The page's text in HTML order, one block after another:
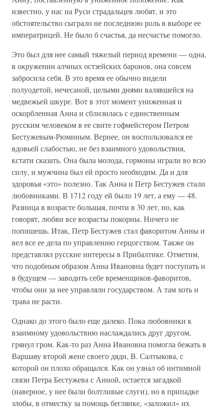
известно, у нас на Руси страдальцев любят, и это
обстоятельство сыграло не последнюю роль в выборе ее
императрицей. Не было б счастья, да несчастье помогло.
Это был для нее самый тяжелый период времени — одна,
в окружении алчных остзейских баронов, она совсем
забросила себя. В это время ее обычно видели
полуодетой, нечесаной, целыми днями валявшейся на
медвежьей шкуре. Вот в этот момент униженная и
оскорбленная Анна и сблизилась с единственным
русским человеком в ее свите гофмейстером Петром
Бестужевым-Рюминым. Вернее, он воспользовался ее
вдовьей слабостью, не без взаимного удовольствия,
кстати сказать. Она была молода, гормоны играли во всю
силу, и мужчина был ей просто необходим. Да и для
здоровья «это» полезно. Так Анна и Петр Бестужев стали
любовниками. В 1712 году ей было 19 лет, а ему — 48.
Разница в возрасте большая, почти в 30 лет, но, как
говорят, любви все возрасты покорны. Ничего не
попишешь. Итак, Петр Бестужев стал фаворитом Анны и
вел все ее дела по управлению герцогством. Также он
представлял русские интересы в Прибалтике. Отметим,
что подобным образом Анна Ивановна будет поступать и
в будущем — заводить себе временщиков-фаворитов,
чтобы они за нее управляли государством. А там хоть и
трава не расти.
Однако до этого было еще далеко. Пока любовники к
взаимному удовольствию наслаждались друг другом,
грянул гром. Как-то раз Анна Ивановна помогла бежать в
Варшаву второй жене своего дяди, В. Салтыкова, с
которой он плохо обращался. Как он узнал об интимной
связи Петра Бестужева с Анной, остается загадкой
(наверное, у нее были болтливые слуги), но в припадке
злобы, в отместку за помощь беглянке, «заложил» их